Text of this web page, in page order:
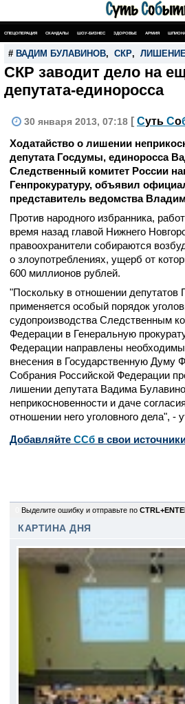
СПЕЦОПЕРАЦИЯ СКАНДАЛЫ ШОУ-БИЗНЕС ЗДОРОВЬЕ АРМИЯ
# ВАДИМ БУЛАВИНОВ, СКР,
СКР заводит дело на
депутата-единоросса
30 января 2013, 07:18 [ Суть Со
Ходатайство о лишении
депутата Госдумы, единоросса
Следственный комитет России
Генпрокуратуру, объявил
представитель ведомства
Против народного избранника,
время назад главой Нижнего
правоохранители собираются
о злоупотреблениях, ущерб от
600 миллионов рублей.
"Поскольку в отношении депутатов
применяется особый порядок
судопроизводства Следственным
Федерации в Генеральную
Федерации направлены
внесения в Государственную Думу
Собрания Российской Федерации
лишении депутата Вадима
неприкосновенности и даче
отношении него уголовного дела", -
Добавляйте CСб в свои
Выделите ошибку и отправьте по
КАРТИНА ДНЯ